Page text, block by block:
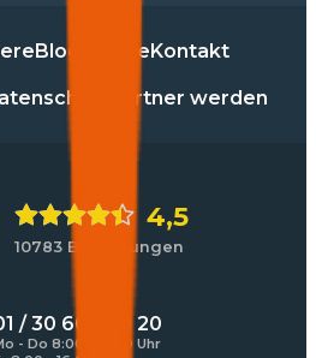
Blog PresseKontakt
Partner werden
4,5
10783 Bewertungen
/ 30 60 900 20
- Do 8:00 - 17:00 Uhr